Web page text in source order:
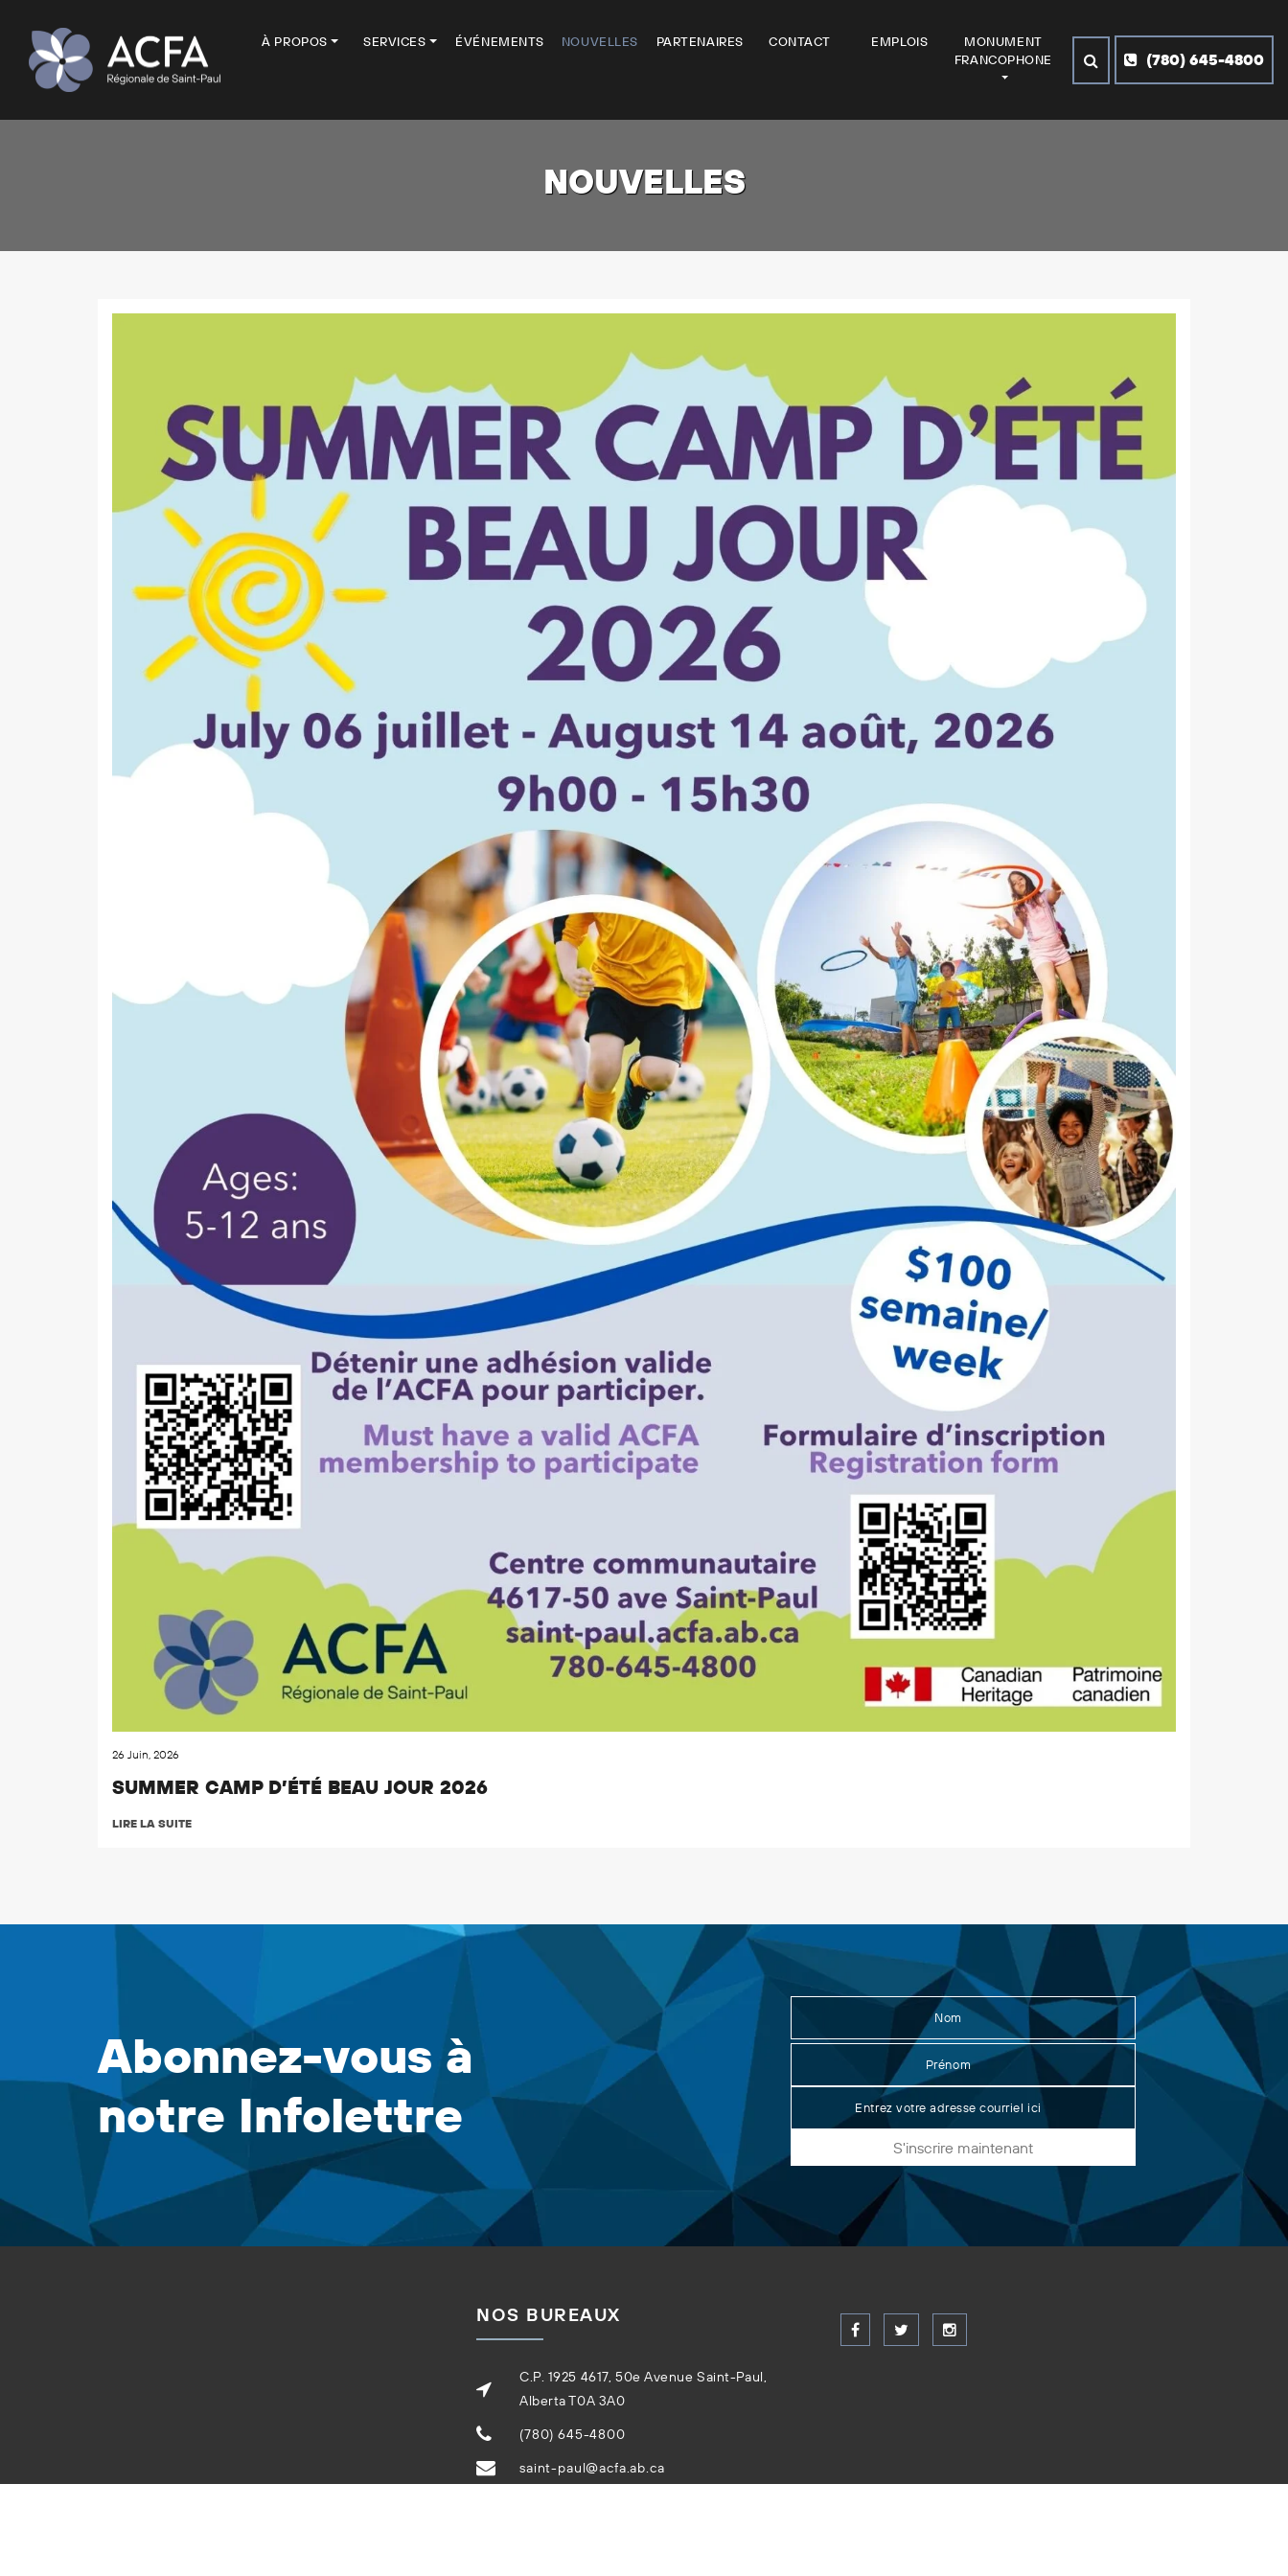
À PROPOS SERVICES ÉVÉNEMENTS NOUVELLES PARTENAIRES CONTACT EMPLOIS
MONUMENT
FRANCOPHONE
(780) 645-4800
NOUVELLES
26 Juin, 2026
SUMMER CAMP D’ÉTÉ BEAU JOUR 2026
LIRE LA SUITE
Abonnez-vous à
notre Infolettre
S'inscrire maintenant
NOS BUREAUX
C.P. 1925 4617, 50e Avenue Saint-Paul,
Alberta T0A 3A0
(780) 645-4800
saint-paul@acfa.ab.ca